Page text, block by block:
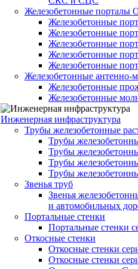
Железобетонные порталы
Железобетонные
Железобетонные
Железобетонные
Железобетонные
Железобетонные
Железобетонные антенно-
Железобетонные
Железобетонные
Инженерная инфраструктура
Трубы железобетонные
Трубы
Трубы
Трубы
Трубы
Звенья труб
Звенья
и автомобильных
Портальные стенки
Портальные стенки
Откосные стенки
Откосные стенки
Откосные стенки